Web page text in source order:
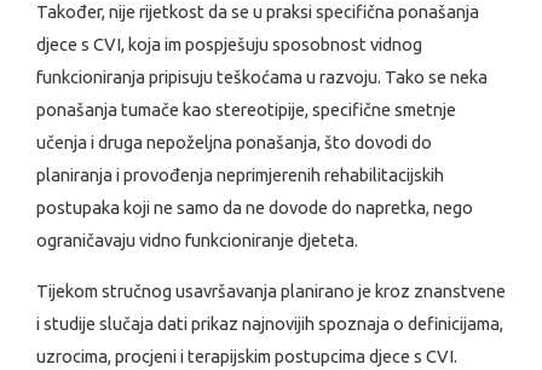
Također, nije rijetkost da se u praksi specifična ponašanja
djece s CVI, koja im pospješuju sposobnost vidnog
funkcioniranja pripisuju teškoćama u razvoju. Tako se neka
ponašanja tumače kao stereotipije, specifične smetnje
učenja i druga nepoželjna ponašanja, što dovodi do
planiranja i provođenja neprimjerenih rehabilitacijskih
postupaka koji ne samo da ne dovode do napretka, nego
ograničavaju vidno funkcioniranje djeteta.
Tijekom stručnog usavršavanja planirano je kroz znanstvene
i studije slučaja dati prikaz najnovijih spoznaja o definicijama,
uzrocima, procjeni i terapijskim postupcima djece s CVI.